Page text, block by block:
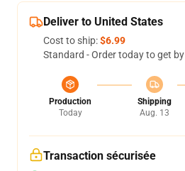
Deliver to United States
Cost to ship:$6.99
Standard - Order today to get by
Production
Today
Shipping
Aug. 13
Transaction sécurisée